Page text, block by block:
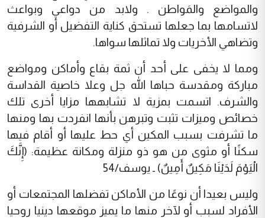
والمواضع والمَواطن . ولابد من دواعي وبواعث
لاتسامها بما جعلها تستحق كناية التفضيل أو الشرفية
وتضاهي الأخريات ولا تماثلها سواها.
ومما لا يخفى على أحد أن ثمة بقاع وأماكن ومواضع
مباركة ومقدسة حباها الله جل وعلا خاصية القداسة
والشرف. اتسمت بمزية لا تشابهها مزايا أخرى تلك
خصائص وميزات تثبت وتبرهن بأنها انفردت بها ومنها
ما تشرفت بسبب المكين أي حط عليها أو أقام فيها
سكنًا أو مثوى من هو ذو منزلة ومكانة عظيمة: (إِنَّكَ
الْيَوْمَ لَدَيْنَا مَكِينٌ أَمِينٌ) ـ يوسف/54
وليس بعيدا أن نوعًا من الأماكن تفضلها المجتمعات أو
الأفراد لسبب أو لآخر منها ما يميز موقعها دينيا روحيا